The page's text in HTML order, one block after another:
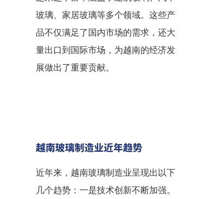
玻璃、家居玻璃等多个领域。这些产
品不仅满足了国内市场的需求，还大
量出口到国际市场，为越南的经济发
展做出了重要贡献。
越南玻璃制造业近年趋势
近年来，越南玻璃制造业呈现出以下
几个趋势：一是技术创新不断加强。